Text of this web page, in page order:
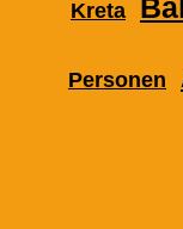
Kreta
Personen